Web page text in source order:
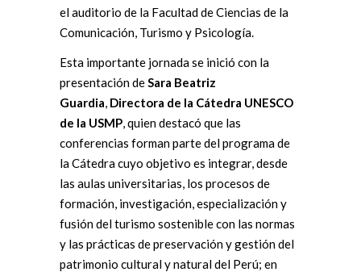
el auditorio de la Facultad de Ciencias de la
Comunicación, Turismo y Psicología.
Esta importante jornada se inició con la
presentación deSara Beatriz
Guardia, Directora de la Cátedra UNESCO
de la USMP, quien destacó que las
conferencias forman parte del programa de
la Cátedra cuyo objetivo es integrar, desde
las aulas universitarias, los procesos de
formación, investigación, especialización y
fusión del turismo sostenible con las normas
y las prácticas de preservación y gestión del
patrimonio cultural y natural del Perú; en